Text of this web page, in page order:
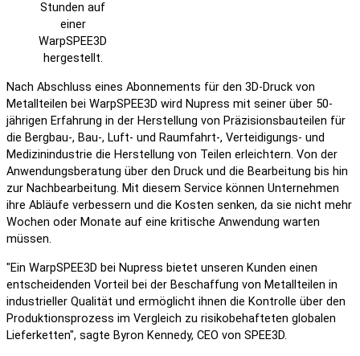
Stunden auf
einer
WarpSPEE3D
hergestellt.
Nach Abschluss eines Abonnements für den 3D-Druck von
Metallteilen bei WarpSPEE3D wird Nupress mit seiner über 50-
jährigen Erfahrung in der Herstellung von Präzisionsbauteilen für
die Bergbau-, Bau-, Luft- und Raumfahrt-, Verteidigungs- und
Medizinindustrie die Herstellung von Teilen erleichtern. Von der
Anwendungsberatung über den Druck und die Bearbeitung bis hin
zur Nachbearbeitung. Mit diesem Service können Unternehmen
ihre Abläufe verbessern und die Kosten senken, da sie nicht mehr
Wochen oder Monate auf eine kritische Anwendung warten
müssen.
"Ein WarpSPEE3D bei Nupress bietet unseren Kunden einen
entscheidenden Vorteil bei der Beschaffung von Metallteilen in
industrieller Qualität und ermöglicht ihnen die Kontrolle über den
Produktionsprozess im Vergleich zu risikobehafteten globalen
Lieferketten", sagte Byron Kennedy, CEO von SPEE3D.